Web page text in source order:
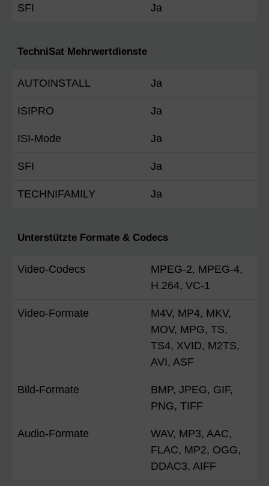
SFI Ja
TechniSat Mehrwertdienste
AUTOINSTALL Ja
ISIPRO Ja
ISI-Mode Ja
SFI Ja
TECHNIFAMILY Ja
Unterstützte Formate & Codecs
Video-Codecs
MPEG-2, MPEG-4,
H.264, VC-1
Video-Formate
M4V, MP4, MKV,
MOV, MPG, TS,
TS4, XVID, M2TS,
AVI, ASF
Bild-Formate
BMP, JPEG, GIF,
PNG, TIFF
Audio-Formate
WAV, MP3, AAC,
FLAC, MP2, OGG,
DDAC3, AIFF